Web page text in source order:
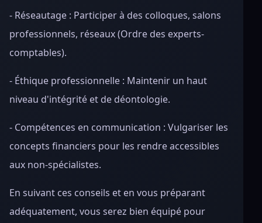
- Réseautage : Participer à des colloques, salons
professionnels, réseaux (Ordre des experts-
comptables).
- Éthique professionnelle : Maintenir un haut
niveau d'intégrité et de déontologie.
- Compétences en communication : Vulgariser les
concepts financiers pour les rendre accessibles
aux non-spécialistes.
En suivant ces conseils et en vous préparant
adéquatement, vous serez bien équipé pour